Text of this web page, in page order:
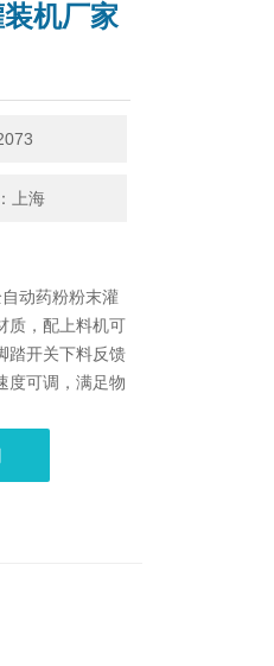
机厂家
上海
动药粉粉末灌
质，配上料机可
踏开关下料反馈
度可调，满足物